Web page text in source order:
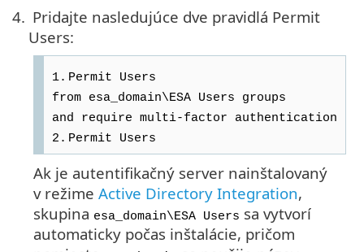
4. Pridajte nasledujúce dve pravidlá Permit
Users:
1. Permit Users
from esa_domain\ESA Users groups
and require multi-factor authentication
2. Permit Users
Ak je autentifikačný server nainštalovaný
v režime Active Directory Integration,
skupina esa_domain\ESA Users sa vytvorí
automaticky počas inštalácie, pričom